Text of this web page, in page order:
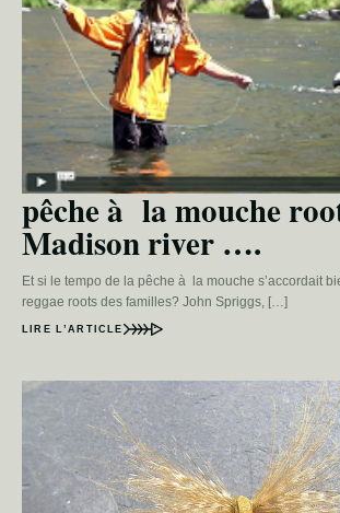
pêche à la mouche
Madison river ….
Et si le tempo de la pêche à la mouche s’accordait
reggae roots des familles? John Spriggs, […]
LIRE L’ARTICLE